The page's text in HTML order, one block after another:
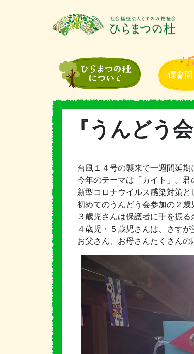
『うんどう会
台風１４号の襲来で一週間延期
今年のテーマは「カイト」。君
新型コロナウイルス感染対策と
初めてのうんどう会参加の２歳
３歳児さんは保護者に手を振る
４歳児・５歳児さんは、さすが
お父さん、お母さんたくさんの